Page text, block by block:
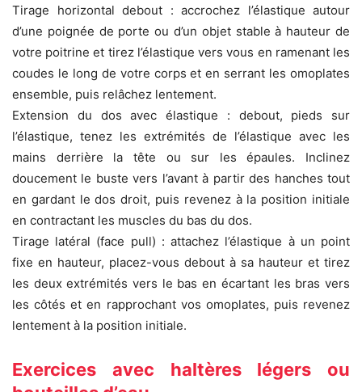
Tirage horizontal debout : accrochez l’élastique autour
d’une poignée de porte ou d’un objet stable à hauteur de
votre poitrine et tirez l’élastique vers vous en ramenant les
coudes le long de votre corps et en serrant les omoplates
ensemble, puis relâchez lentement.
Extension du dos avec élastique : debout, pieds sur
l’élastique, tenez les extrémités de l’élastique avec les
mains derrière la tête ou sur les épaules. Inclinez
doucement le buste vers l’avant à partir des hanches tout
en gardant le dos droit, puis revenez à la position initiale
en contractant les muscles du bas du dos.
Tirage latéral (face pull) : attachez l’élastique à un point
fixe en hauteur, placez-vous debout à sa hauteur et tirez
les deux extrémités vers le bas en écartant les bras vers
les côtés et en rapprochant vos omoplates, puis revenez
lentement à la position initiale.
Exercices avec haltères légers ou